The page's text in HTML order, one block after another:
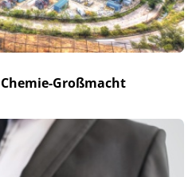
Großmacht